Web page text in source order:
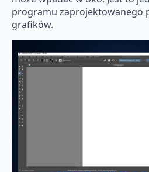
programu zaprojektowanego
grafików.